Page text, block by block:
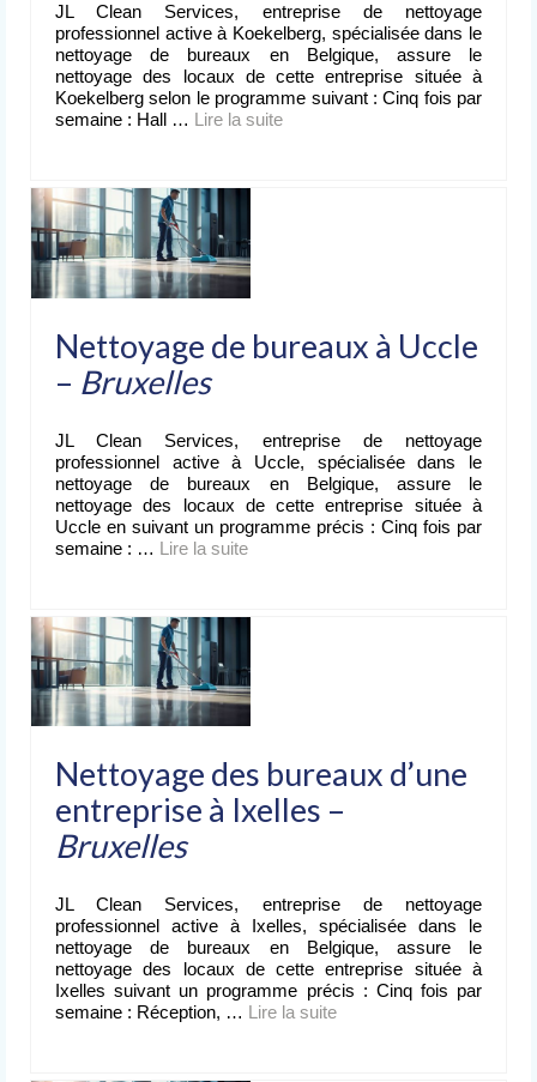
JL Clean Services, entreprise de nettoyage
professionnel active à Koekelberg, spécialisée dans le
nettoyage de bureaux en Belgique, assure le
nettoyage des locaux de cette entreprise située à
Koekelberg selon le programme suivant : Cinq fois par
semaine : Hall … Lire la suite­­
Nettoyage de bureaux à Uccle
– Bruxelles
JL Clean Services, entreprise de nettoyage
professionnel active à Uccle, spécialisée dans le
nettoyage de bureaux en Belgique, assure le
nettoyage des locaux de cette entreprise située à
Uccle en suivant un programme précis : Cinq fois par
semaine : … Lire la suite­­
Nettoyage des bureaux d’une
entreprise à Ixelles –
Bruxelles
JL Clean Services, entreprise de nettoyage
professionnel active à Ixelles, spécialisée dans le
nettoyage de bureaux en Belgique, assure le
nettoyage des locaux de cette entreprise située à
Ixelles suivant un programme précis : Cinq fois par
semaine : Réception, … Lire la suite­­